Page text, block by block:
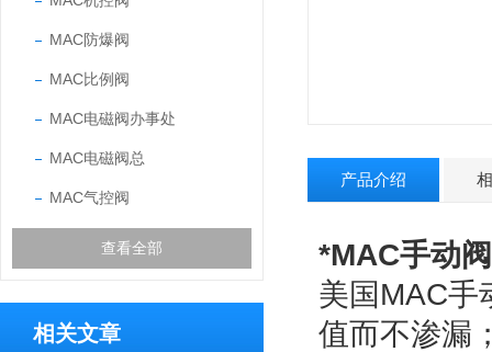
MAC防爆阀
MAC比例阀
MAC电磁阀办事处
MAC电磁阀总
MAC气控阀
查看全部
相关文章
产品介绍
*MAC手动阀
美国MAC手
值而不渗漏